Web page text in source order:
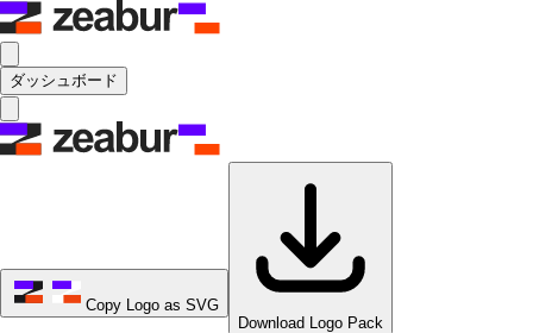
ダッシュボード
Copy Logo as SVG
Download Logo Pack